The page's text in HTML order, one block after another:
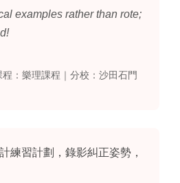
examples rather than rote;
：樂理課程｜分校：沙田石門
練習計劃，錄影糾正姿勢，